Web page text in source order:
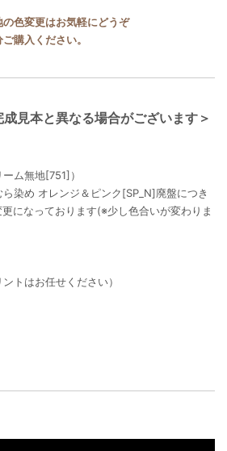
色変更はお気軽にどうぞ
購入ください。
見本と異なる場合がございます＞
ム無地[751]）
染め オレンジ＆ピンク[SP_N]廃盤につき
になっております(※少し色合いが変わりま
トはお任せください）